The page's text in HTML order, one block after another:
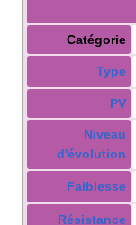
Catégorie
Type
PV
Niveau
d'évolution
Faiblesse
Résistance